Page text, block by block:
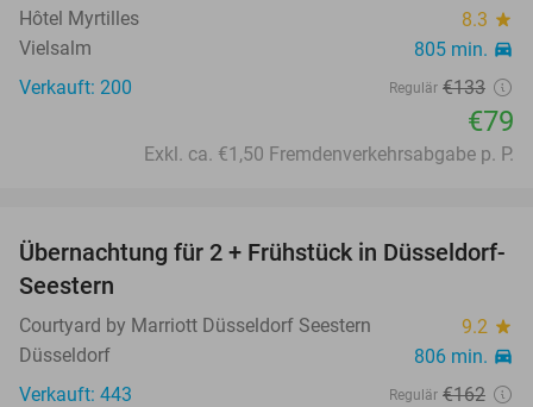
Hôtel Myrtilles 8.3 star
Vielsalm 805 min. directions_car
Verkauft: 200 Regulär €133
€79
Exkl. ca. €1,50 Fremdenverkehrsabgabe p. P.
40%
Übernachtung für 2 + Frühstück in Düsseldorf-
Seestern
Courtyard by Marriott Düsseldorf Seestern 9.2 star
Düsseldorf 806 min. directions_car
Verkauft: 443 Regulär €162